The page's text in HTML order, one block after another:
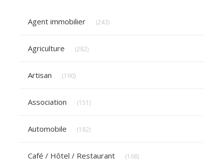
Agent immobilier (243)
Agriculture (282)
Artisan (190)
Association (151)
Automobile (182)
Café / Hôtel / Restaurant (168)